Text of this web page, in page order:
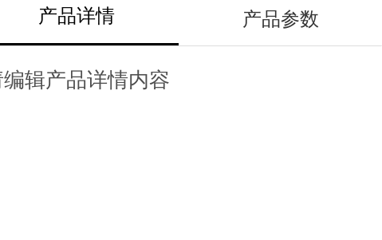
产品详情 产品参数
辑产品详情内容